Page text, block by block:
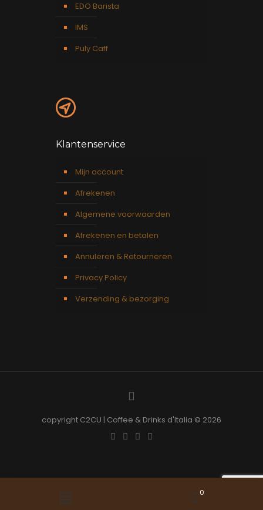
EDO Barista
IMS
Puly Caff
Klantenservice
Mijn account
Afrekenen
Algemene voorwaarden
Afrekenen en betalen
Annuleren & Retourneren
Privacy Policy
Verzending & bezorging
copyright C2CU | Coffee & Drinks d'Italia © 2026
0